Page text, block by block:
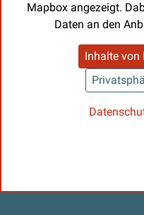
Mapbox angezeigt.
Daten an den
Inhalte von